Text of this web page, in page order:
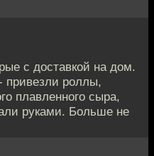
с доставкой на дом.
привезли роллы,
плавленного сыра,
руками. Больше не